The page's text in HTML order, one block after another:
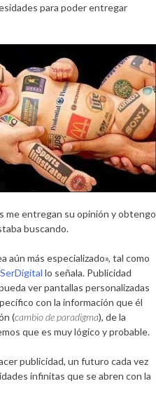
para poder entregar
me entregan su opinión y obtengo
buscando.
aún más especializado», tal como
SerDigital lo señala. Publicidad
ver pantallas personalizadas
con la información que él
(cambio de paradigma), de la
que es muy lógico y probable.
publicidad, un futuro cada vez
infinitas que se abren con la